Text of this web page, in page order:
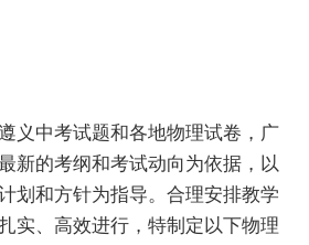
义中考试题和各地物理试卷，广
新的考纲和考试动向为依据，以
划和方针为指导。合理安排教学
实、高效进行，特制定以下物理